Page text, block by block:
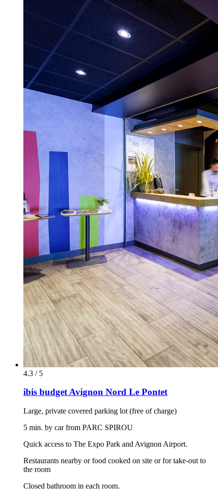
4.3 / 5
ibis budget Avignon Nord Le Pontet
Large, private covered parking lot (free of charge)
5 min. by car from PARC SPIROU
Quick access to The Expo Park and Avignon Airport.
Restaurants nearby or food cooked on site or for take-out to
the room
Closed bathroom in each room.